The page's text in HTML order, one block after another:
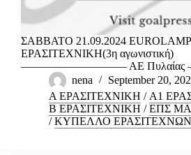
ΣΑΒΒΑΤΟ 21.09.2024
ΕΡΑΣΙΤΕΧΝΙΚΗ(3η αγωνιστική)
—————————– ΑΕ Πυλαίας
nena
September 20,
Α ΕΡΑΣΙΤΕΧΝΙΚΗ / Α1
Β ΕΡΑΣΙΤΕΧΝΙΚΗ /ΕΠΣ
/ΚΥΠΕΛΛΟ ΕΡΑΣΙΤΕΧΝΩΝ